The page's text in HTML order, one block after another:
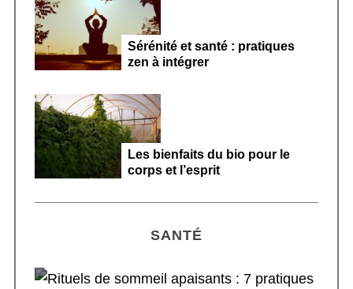
Sérénité et santé : pratiques
zen à intégrer
Les bienfaits du bio pour le
corps et l’esprit
SANTÉ